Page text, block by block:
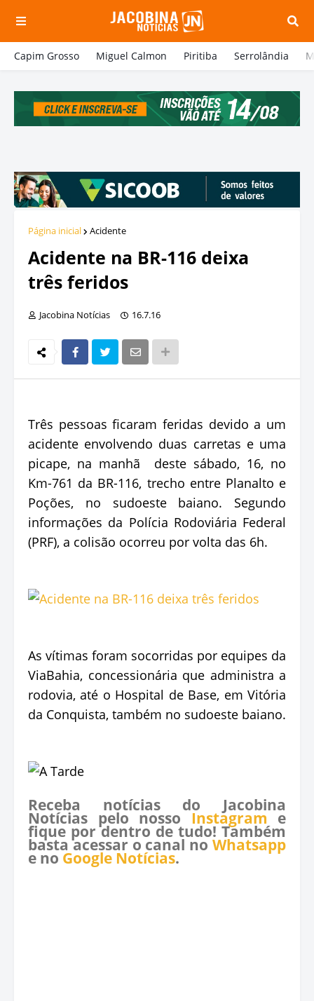
Capim Grosso Miguel Calmon Piritiba Serrolândia
Página inicial Acidente
Acidente na BR-116 deixa
três feridos
Jacobina Notícias 16.7.16
Três pessoas ficaram feridas devido a um
acidente envolvendo duas carretas e uma
picape, na manhã deste sábado, 16, no
Km-761 da BR-116, trecho entre Planalto e
Poções, no sudoeste baiano. Segundo
informações da Polícia Rodoviária Federal
(PRF), a colisão ocorreu por volta das 6h.
As vítimas foram socorridas por equipes da
ViaBahia, concessionária que administra a
rodovia, até o Hospital de Base, em Vitória
da Conquista, também no sudoeste baiano.
Receba notícias do Jacobina
Notícias pelo nosso Instagram e
fique por dentro de tudo! Também
basta acessar o canal no Whatsapp
e no Google Notícias.